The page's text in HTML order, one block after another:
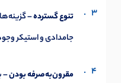
تنوع گسترده–
جامدادی و استیکر
مقرون‌به‌صرفه بودن–